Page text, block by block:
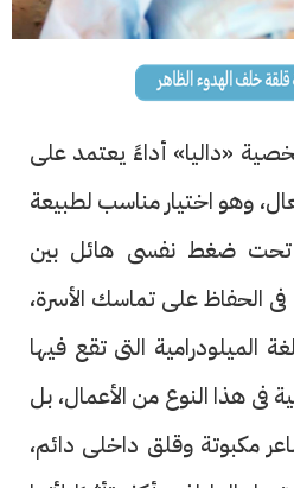
«داليا» أداءً يعتمد على
وهو اختيار مناسب لطبيعة
تحت ضغط نفسى هائل بين
فى الحفاظ على تماسك الأسرة،
الميلودرامية التى تقع فيها
هذا النوع من الأعمال، بل
مكبوتة وقلق داخلى دائم،